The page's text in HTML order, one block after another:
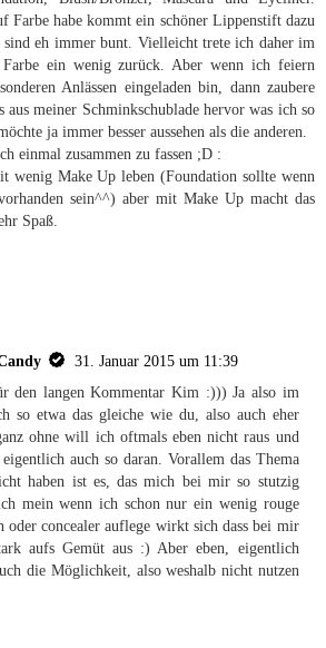
Farbe habe kommt ein schöner Lippenstift dazu
sind eh immer bunt. Vielleicht trete ich daher im
ein wenig zurück. Aber wenn ich feiern
Anlässen eingeladen bin, dann zaubere
aus meiner Schminkschublade hervor was ich so
ja immer besser aussehen als die anderen.
einmal zusammen zu fassen ;D :
wenig Make Up leben (Foundation sollte wenn
sein^^) aber mit Make Up macht das
Spaß.
31. Januar 2015 um 11:39
den langen Kommentar Kim :))) Ja also im
so etwa das gleiche wie du, also auch eher
ohne will ich oftmals eben nicht raus und
auch so daran. Vorallem das Thema
haben ist es, das mich bei mir so stutzig
mein wenn ich schon nur ein wenig rouge
oder concealer auflege wirkt sich dass bei mir
aufs Gemüt aus :) Aber eben, eigentlich
die Möglichkeit, also weshalb nicht nutzen